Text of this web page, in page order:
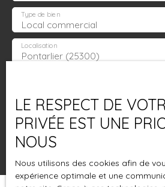
Accueil Acheter
Estimation
Local commercial
Type de bien
Pontarlier (25300)
Localisation
Surface min (m²)
LE RESPECT DE
PRIVÉE EST UNE
NOUS
Nous utilisons des cookies afin de
expérience optimale et une